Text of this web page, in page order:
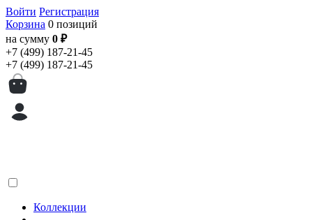
Войти Регистрация
Корзина 0 позиций
на сумму 0 ₽
+7 (499) 187-21-45
+7 (499) 187-21-45
Коллекции